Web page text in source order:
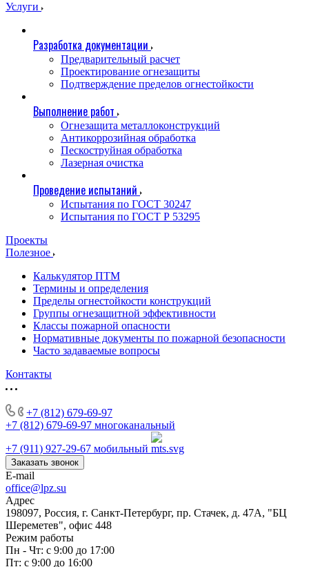
Услуги
Разработка документации
Предварительный расчет
Проектирование огнезащиты
Подтверждение пределов огнестойкости
Выполнение работ
Огнезащита металлоконструкций
Антикоррозийная обработка
Пескоструйная обработка
Лазерная очистка
Проведение испытаний
Испытания по ГОСТ 30247
Испытания по ГОСТ Р 53295
Проекты
Полезное
Калькулятор ПТМ
Термины и определения
Пределы огнестойкости конструкций
Группы огнезащитной эффективности
Классы пожарной опасности
Нормативные документы по пожарной безопасности
Часто задаваемые вопросы
Контакты
+7 (812) 679-69-97
+7 (812) 679-69-97 многоканальный
+7 (911) 927-29-67 мобильный
Заказать звонок
E-mail
office@lpz.su
Адрес
198097, Россия, г. Санкт-Петербург, пр. Стачек, д. 47А, "БЦ
Шереметев", офис 448
Режим работы
Пн - Чт: с 9:00 до 17:00
Пт: с 9:00 до 16:00